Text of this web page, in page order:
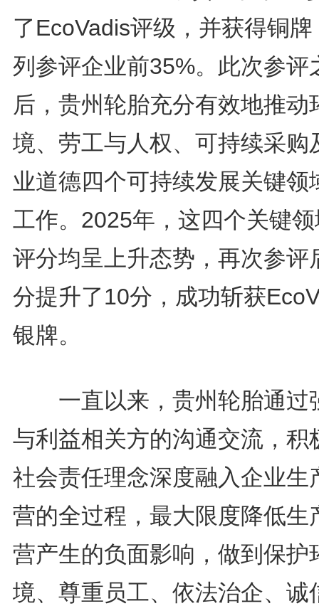
了EcoVadis评级，并获得铜牌
列参评企业前35%。此次参评
后，贵州轮胎充分有效地推动
境、劳工与人权、可持续采购
业道德四个可持续发展关键领
工作。2025年，这四个关键
评分均呈上升态势，再次参评
分提升了10分，成功斩获
银牌。
一直以来，贵州轮胎通过
与利益相关方的沟通交流，积
社会责任理念深度融入企业生
营的全过程，最大限度降低生
营产生的负面影响，做到保护
境、尊重员工、依法治企、诚